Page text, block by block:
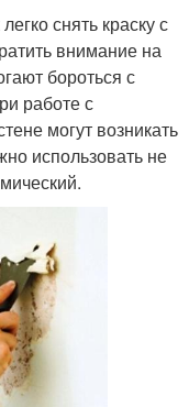
снять краску с
внимание на
бороться с
работе с
могут возникать
использовать не